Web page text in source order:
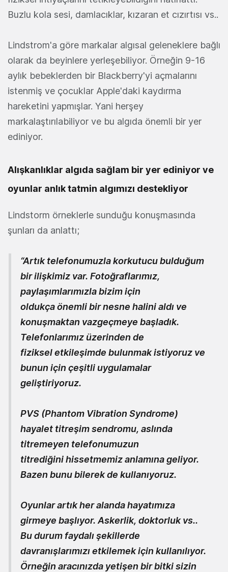
Buzlu kola sesi, damlacıklar, kızaran et cızırtısı vs..
Lindstrom'a göre markalar algısal geleneklere bağlı
olarak da beyinlere yerleşebiliyor. Örneğin 9-16
aylık bebeklerden bir Blackberry'yi açmalarını
istenmiş ve çocuklar Apple'daki kaydırma
hareketini yapmışlar. Yani herşey
markalaştırılabiliyor ve bu algıda önemli bir yer
ediniyor.
Alışkanlıklar algıda sağlam bir yer ediniyor ve
oyunlar anlık tatmin algımızı destekliyor
Lindstorm örneklerle sunduğu konuşmasında
şunları da anlattı;
“Artık telefonumuzla korkutucu bulduğum
bir ilişkimiz var. Fotoğraflarımız,
paylaşımlarımızla bizim için
oldukça önemli bir nesne halini aldı ve
konuşmaktan vazgeçmeye başladık.
Telefonlarımız üzerinden de
fiziksel etkileşimde bulunmak istiyoruz ve
bunun için çeşitli uygulamalar
geliştiriyoruz.
PVS (Phantom Vibration Syndrome)
hayalet titreşim sendromu, aslında
titremeyen telefonumuzun
titrediğini hissetmemiz anlamına geliyor.
Bazen bunu bilerek de kullanıyoruz.
Oyunlar artık her alanda hayatımıza
girmeye başlıyor. Askerlik, doktorluk vs..
Bu durum faydalı şekillerde
davranışlarımızı etkilemek için kullanılıyor.
Örneğin aracınızda yetişen bir bitki sizin